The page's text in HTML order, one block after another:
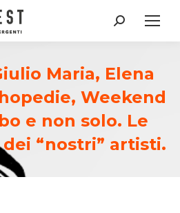
Cerca:
Maria, Elena
Weekend
e non solo. Le
“nostri” artisti.